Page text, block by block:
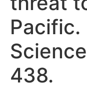
Pacific.
438.